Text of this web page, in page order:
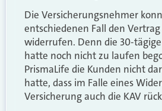
Die Versicherungsnehmer
entschiedenen Fall den
widerrufen. Denn die 30-
hatte noch nicht zu laufen
PrismaLife die Kunden nicht
hatte, dass im Falle eines
Versicherung auch die KAV